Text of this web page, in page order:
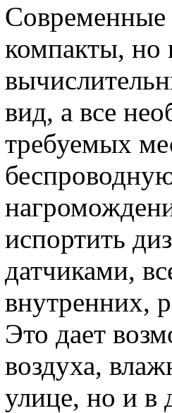
Современные
компакты, но
вид, а все
требуемых
испортить
датчиками,
внутренних,
Это дает
воздуха,
улице, но и в